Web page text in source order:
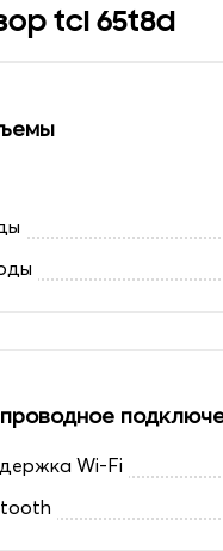
tcl 65t8d
Wi-Fi